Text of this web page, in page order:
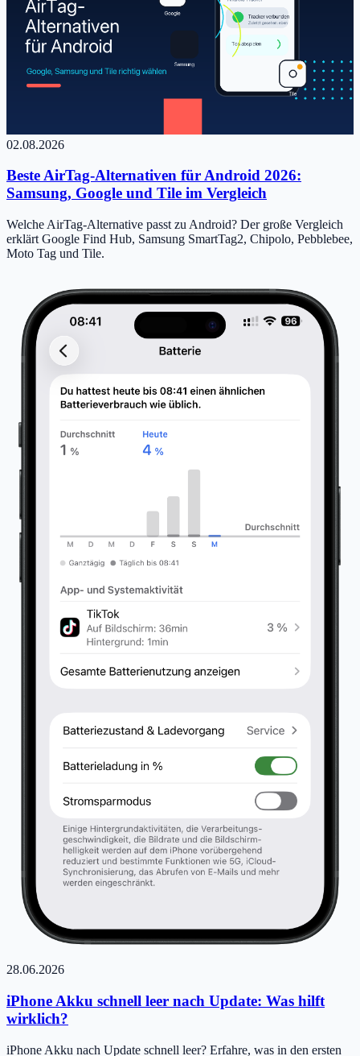
02.08.2026
Beste AirTag-Alternativen für Android 2026:
Samsung, Google und Tile im Vergleich
Welche AirTag-Alternative passt zu Android? Der große Vergleich
erklärt Google Find Hub, Samsung SmartTag2, Chipolo, Pebblebee,
Moto Tag und Tile.
28.06.2026
iPhone Akku schnell leer nach Update: Was hilft
wirklich?
iPhone Akku nach Update schnell leer? Erfahre, was in den ersten